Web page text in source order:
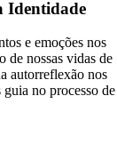
Identidade
e emoções nos
de nossas vidas de
autorreflexão nos
no processo de